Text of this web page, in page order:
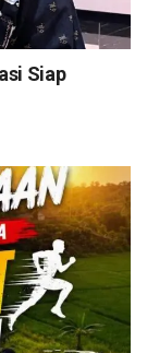
Siap